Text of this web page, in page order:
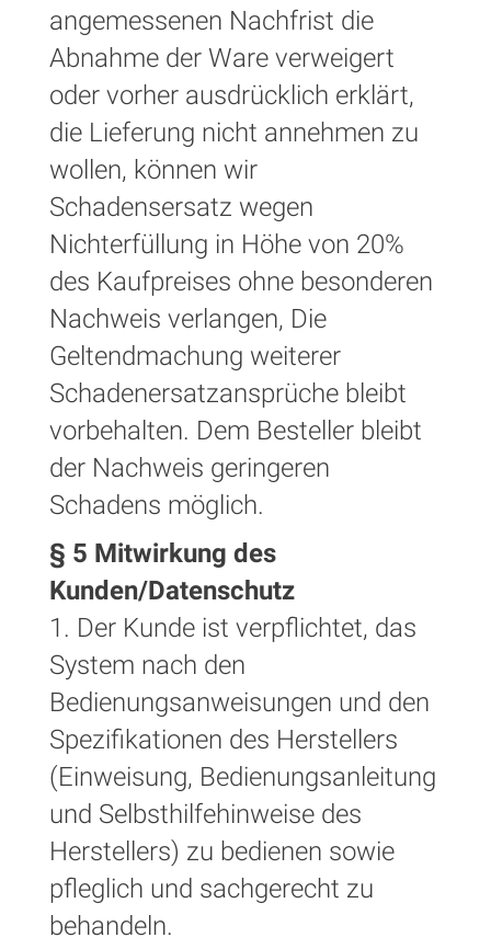
angemessenen Nachfrist die
Abnahme der Ware verweigert
oder vorher ausdrücklich erklärt,
die Lieferung nicht annehmen zu
wollen, können wir
Schadensersatz wegen
Nichterfüllung in Höhe von 20%
des Kaufpreises ohne besonderen
Nachweis verlangen, Die
Geltendmachung weiterer
Schadenersatzansprüche bleibt
vorbehalten. Dem Besteller bleibt
der Nachweis geringeren
Schadens möglich.
§ 5 Mitwirkung des
Kunden/Datenschutz
1. Der Kunde ist verpflichtet, das
System nach den
Bedienungsanweisungen und den
Spezifikationen des Herstellers
(Einweisung, Bedienungsanleitung
und Selbsthilfehinweise des
Herstellers) zu bedienen sowie
pfleglich und sachgerecht zu
behandeln.